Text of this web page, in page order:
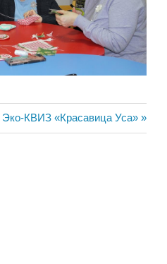
Следующая
запись:
Эко-КВИЗ «Красавица Уса»